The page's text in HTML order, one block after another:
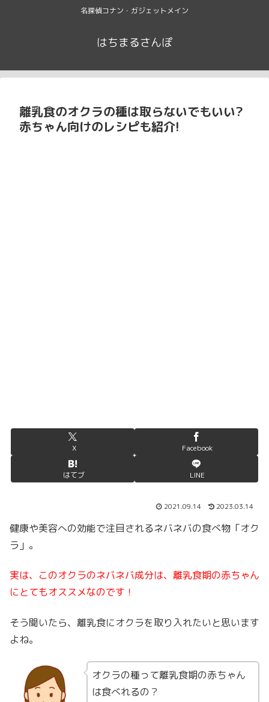
名探偵コナン・ガジェットメイン
はちまるさんぽ
離乳食のオクラの種は取らないでもいい?
赤ちゃん向けのレシピも紹介!
X Facebook
はてブ LINE
2021.09.14 2023.03.14
健康や美容への効能で注目されるネバネバの食べ物「オク
ラ」。
実は、このオクラのネバネバ成分は、離乳食期の赤ちゃん
にとてもオススメなのです！
そう聞いたら、離乳食にオクラを取り入れたいと思います
よね。
オクラの種って離乳食期の赤ちゃん
は食べれるの？